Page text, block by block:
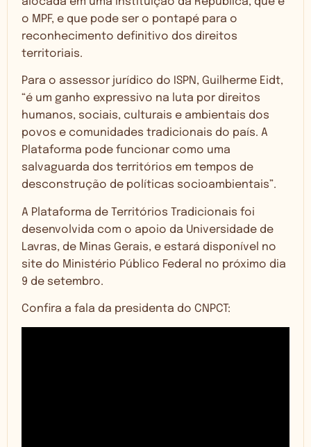
o MPF, e que pode ser o pontapé para o
reconhecimento definitivo dos direitos
territoriais.
Para o assessor jurídico do ISPN, Guilherme Eidt,
“é um ganho expressivo na luta por direitos
humanos, sociais, culturais e ambientais dos
povos e comunidades tradicionais do país. A
Plataforma pode funcionar como uma
salvaguarda dos territórios em tempos de
desconstrução de políticas socioambientais”.
A Plataforma de Territórios Tradicionais foi
desenvolvida com o apoio da Universidade de
Lavras, de Minas Gerais, e estará disponível no
site do Ministério Público Federal no próximo dia
9 de setembro.
Confira a fala da presidenta do CNPCT: